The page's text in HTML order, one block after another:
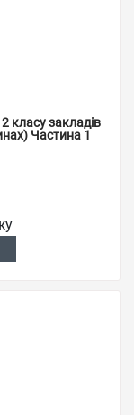
класу закладів
Частина 1